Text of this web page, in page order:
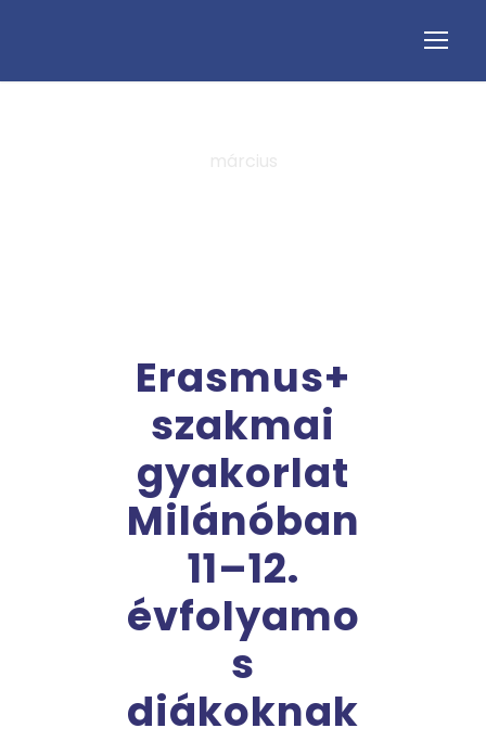
Erasmus+
szakmai
gyakorlat
Milánóban
11–12.
évfolyamo
s
diákoknak